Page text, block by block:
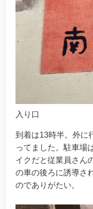
入り口
到着は13時半。外に
ってました。駐車場
イクだと従業員さん
の車の後ろに誘導さ
のでありがたい。